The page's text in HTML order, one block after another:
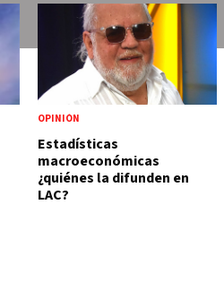
OPINIÓN
Estadísticas
macroeconómicas
¿quiénes la difunden en
LAC?